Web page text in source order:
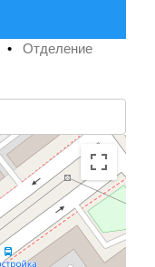
• Отделение